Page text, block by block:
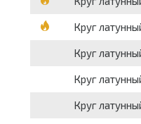
Круг
Круг
Круг
Круг